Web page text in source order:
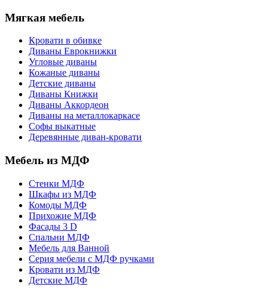
Мягкая мебель
Кровати в обивке
Диваны Еврокнижки
Угловые диваны
Кожаные диваны
Детские диваны
Диваны Книжки
Диваны Аккордеон
Диваны на металлокаркасе
Софы выкатные
Деревянные диван-кровати
Мебель из МДФ
Стенки МДФ
Шкафы из МДФ
Комоды МДФ
Прихожие МДФ
Фасады 3 D
Спальни МДФ
Мебель для Ванной
Серия мебели с МДФ ручками
Кровати из МДФ
Детские МДФ